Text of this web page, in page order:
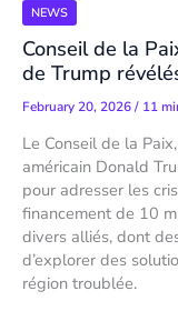
NEWS
Conseil de la
de Trump
February 20, 2026/ 11
Le Conseil de la
américain Donald
pour adresser les
financement de 10
divers alliés, dont
d’explorer des
région troublée.